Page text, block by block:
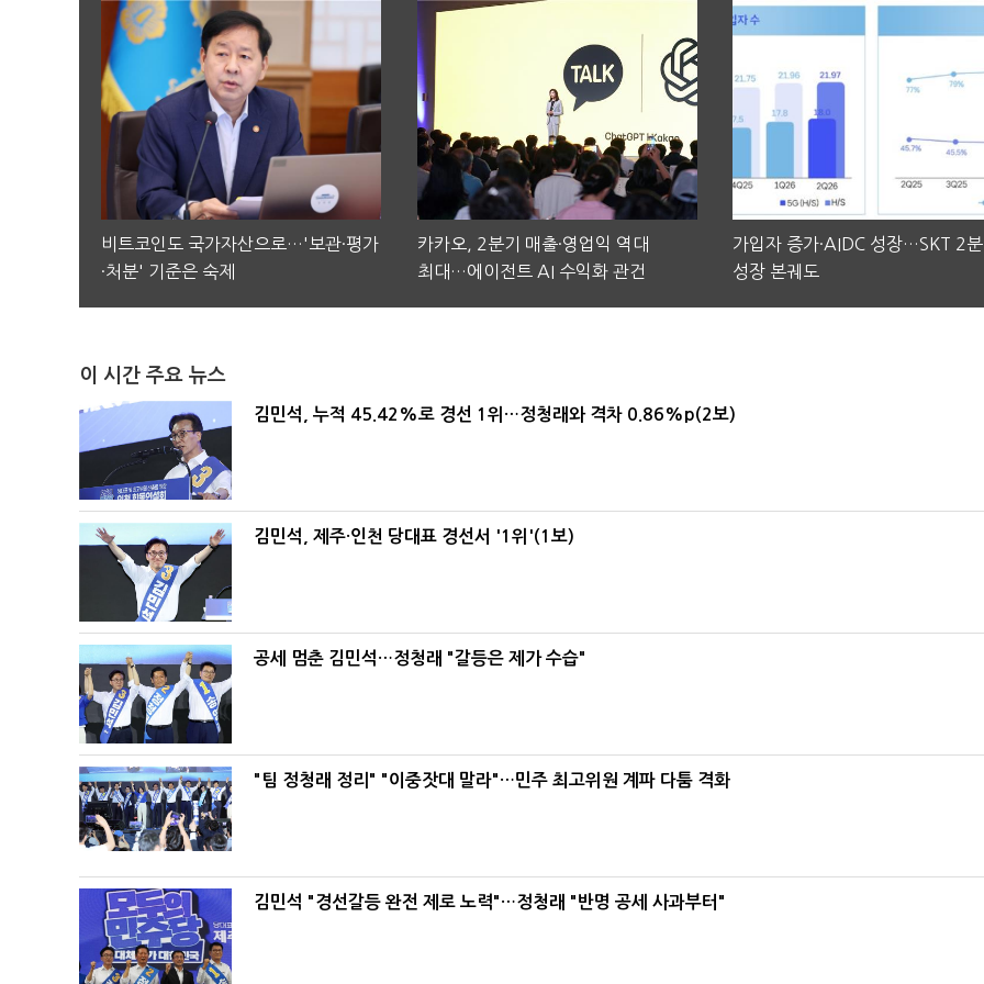
비트코인도 국가자산으로…'보관·평가
·처분' 기준은 숙제
카카오, 2분기 매출·영업익 역대
최대…에이전트 AI 수익화 관건
가입자 증가·AIDC 성장…SKT 2
성장 본궤도
이 시간 주요 뉴스
김민석, 누적 45.42%로 경선 1위…정청래와 격차 0.86%p(2보)
김민석, 제주·인천 당대표 경선서 '1위'(1보)
공세 멈춘 김민석…정청래 "갈등은 제가 수습"
"팀 정청래 정리" "이중잣대 말라"…민주 최고위원 계파 다툼 격화
김민석 "경선갈등 완전 제로 노력"…정청래 "반명 공세 사과부터"